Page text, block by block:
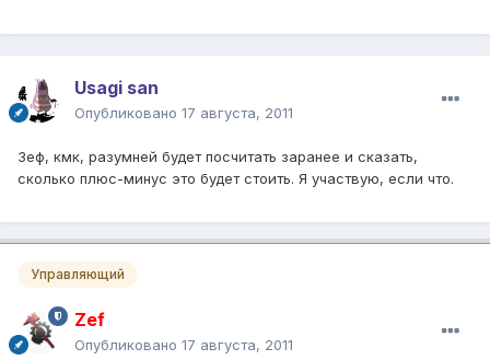
Usagi san
Опубликовано 17 августа, 2011
Зеф, кмк, разумней будет посчитать заранее и сказать,
сколько плюс-минус это будет стоить. Я участвую, если что.
Управляющий
Zef
Опубликовано 17 августа, 2011